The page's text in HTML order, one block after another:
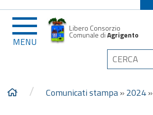
MENU
Libero Consorzio
Comunale diAgrigento
/ Comunicati stampa»2024»